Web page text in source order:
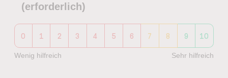
(erforderlich)
0 1 2 3 4 5 6 7 8 9 10
Wenig hilfreich Sehr hilfreich